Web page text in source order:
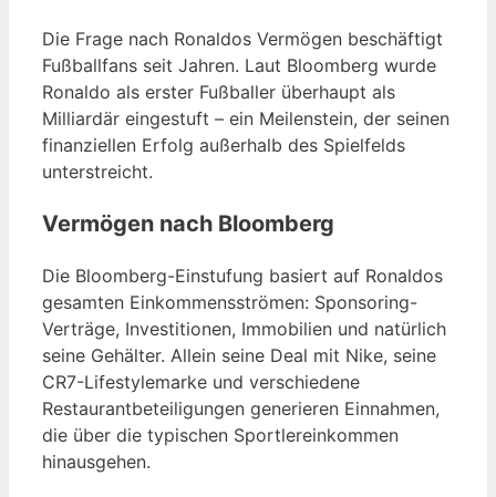
Die Frage nach Ronaldos Vermögen beschäftigt
Fußballfans seit Jahren. Laut Bloomberg wurde
Ronaldo als erster Fußballer überhaupt als
Milliardär eingestuft – ein Meilenstein, der seinen
finanziellen Erfolg außerhalb des Spielfelds
unterstreicht.
Vermögen nach Bloomberg
Die Bloomberg-Einstufung basiert auf Ronaldos
gesamten Einkommensströmen: Sponsoring-
Verträge, Investitionen, Immobilien und natürlich
seine Gehälter. Allein seine Deal mit Nike, seine
CR7-Lifestylemarke und verschiedene
Restaurantbeteiligungen generieren Einnahmen,
die über die typischen Sportlereinkommen
hinausgehen.